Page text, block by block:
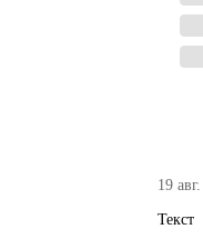
19
Текст